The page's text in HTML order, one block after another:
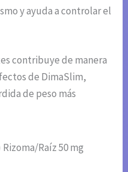
y ayuda a controlar el
contribuye de manera
de DimaSlim,
de peso más
Raíz 50 mg